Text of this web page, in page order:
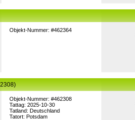
Objekt-Nummer: #462364
Objekt-Nummer: #462308
Tattag: 2025-10-30
Tatland: Deutschland
Tatort: Potsdam